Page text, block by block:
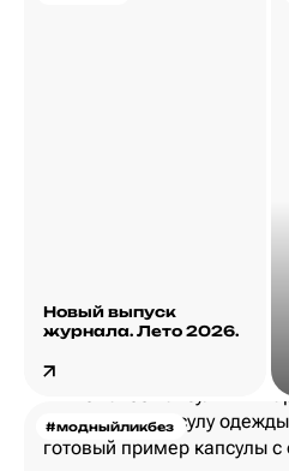
Новый выпуск
журнала. Лето 2026.
#модныйликбез